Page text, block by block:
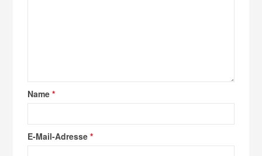
Name*
E-Mail-Adresse*